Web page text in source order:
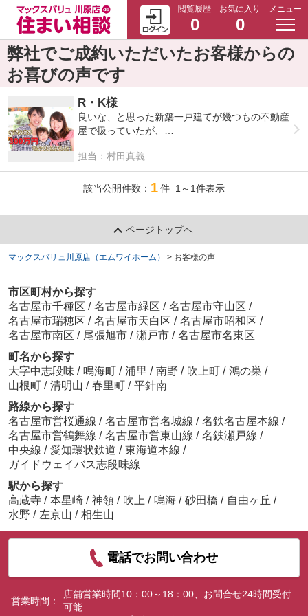
閲覧履歴
0
お気に入り
0
メニュー
弊社でご成約いただいたお客様からの
お喜びの声です
R・K様
良いな、と思った新築一戸建てが幾つもの不動産
屋で扱っていたが、
仲介手数料が無料のエムワイホームさんを選びま
した。
いただき
村田さんとLINEでのやり取りだけでなく、
オンライン面談や実際に自宅に来てくださり
家の選び方やローンの事などいろいろ教えて頂き
ました。
お店に伺った時には、お子さんがお手伝いをされ
ていました。
これからもよろしくお願いします。
担当：村田真義
該当公開件数： 1件 1～1件表示
ページトップへ
マックスバリュ川原店（エムワイホーム） > お客様の声
市区町村から探す
名古屋市千種区 / 名古屋市緑区 / 名古屋市守山区 /
名古屋市瑞穂区 / 名古屋市天白区 / 名古屋市昭和区 /
名古屋市南区 / 尾張旭市 / 瀬戸市 / 名古屋市名東区
町名から探す
大字中志段味 / 鳴海町 / 浦里 / 南野 / 吹上町 / 鴻の巣 /
山根町 / 清明山 / 春里町 / 平針南
路線から探す
名古屋市営桜通線 / 名古屋市営名城線 / 名鉄名古屋本線 /
名古屋市営鶴舞線 / 名古屋市営東山線 / 名鉄瀬戸線 /
中央線 / 愛知環状鉄道 / 東海道本線 /
ガイドウェイバス志段味線
駅から探す
高蔵寺 / 本星崎 / 神領 / 吹上 / 鳴海 / 砂田橋 / 自由ヶ丘 /
水野 / 左京山 / 相生山
電話でお問い合わせ
営業時間：
店舗営業時間10：00～18：00、お問合せ24時間受付
可能